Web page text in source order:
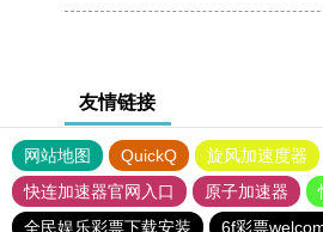
友情链接
网站地图 QuickQ 旋风加速度器
快连加速器官网入口
原子加速器
全民娱乐彩票下载安装
6f彩票